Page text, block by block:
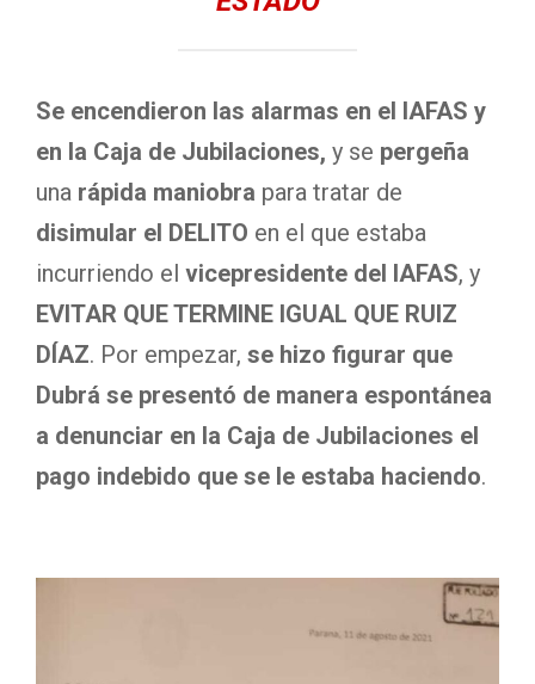
Se encendieron las alarmas en el IAFAS y
en la Caja de Jubilaciones, y se pergeña
una rápida maniobra para tratar de
disimular el DELITO en el que estaba
incurriendo el vicepresidente del IAFAS, y
EVITAR QUE TERMINE IGUAL QUE RUIZ
DÍAZ. Por empezar, se hizo figurar que
Dubrá se presentó de manera espontánea
a denunciar en la Caja de Jubilaciones el
pago indebido que se le estaba haciendo.